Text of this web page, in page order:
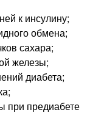
к инсулину;
обмена;
сахара;
железы;
диабета;
при предиабете